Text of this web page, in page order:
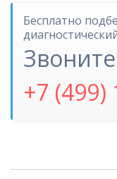
Бесплатно
Звоните
+7 (499)